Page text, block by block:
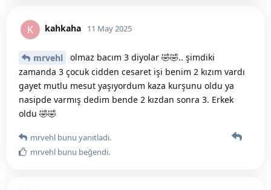
K kahkaha 11 May 2025
mrvehl
olmaz bacım 3 diyolar 🤣🤣.. şimdiki
zamanda 3 çocuk cidden cesaret işi benim 2 kızım vardı
gayet mutlu mesut yaşıyordum kaza kurşunu oldu ya
nasipde varmış dedim bende 2 kızdan sonra 3. Erkek
oldu 🤣🤣
mrvehl bunu yanıtladı.
mrvehl bunu beğendi.